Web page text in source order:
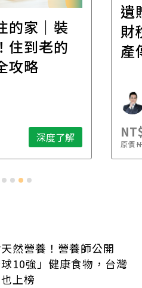
的家｜裝
住到老的
攻略
深度了解
遺
財
產
原價
然營養！營養師公開
球10強」健康食物，台灣
上榜